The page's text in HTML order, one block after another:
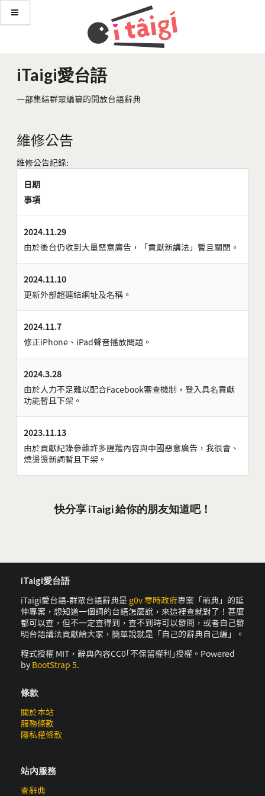
iTaigi愛台語
一部集結群眾編纂的開放台語辭典
維修公告
維修公告紀錄:
日期
事項
2024.11.29
由於後台仍收到大量惡意廣告，「貢獻新講法」暫且關閉。
2024.11.10
更新外部超連結網址及名稱。
2024.11.7
修正iPhone、iPad聲音播放問題。
2024.3.28
由於人力不足難以配合Facebook審查機制，登入具名貢獻
功能暫且下架。
2023.11.13
由於貢獻紀錄參雜許多腥羶內容與中國惡意廣告，我很會、
燒燙燙新詞暫且下架。
快分享 iTaigi 給你的朋友知道吧！
iTaigi愛台語
iTaigi愛台語-群眾台語辭典是 g0v 零時政府專案「萌典」的延
伸專案，想知道一個詞的台語怎麼說，來這裡查就對了！甚麼
都可以查，但不一定查得到，查不到時可以發問，或者自己發
明台語講法貢獻給大家，簡單說就是「自己的辭典自己編」。
程式授權 MIT，辭典內容CC0｢不保留權利｣授權。Powered
by BootStrap 5.
條款
關於本站
服務條款
隱私權條款
站內服務
查辭典